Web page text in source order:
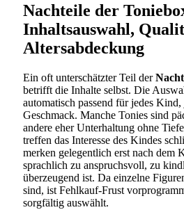
Nachteile der
Inhaltsauswahl,
Altersabdeckung
Ein oft unterschätzter Teil der
betrifft die Inhalte selbst. Die
automatisch passend für jedes Kind,
Geschmack. Manche Tonies sind
andere eher Unterhaltung ohne
treffen das Interesse des Kindes
merken gelegentlich erst nach dem
sprachlich zu anspruchsvoll, zu
überzeugend ist. Da einzelne
sind, ist Fehlkauf-Frust
sorgfältig auswählt.